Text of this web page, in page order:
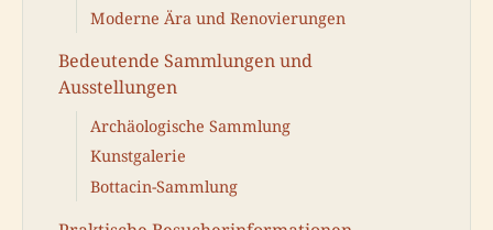
Moderne Ära und Renovierungen
Bedeutende Sammlungen und
Ausstellungen
Archäologische Sammlung
Kunstgalerie
Bottacin-Sammlung